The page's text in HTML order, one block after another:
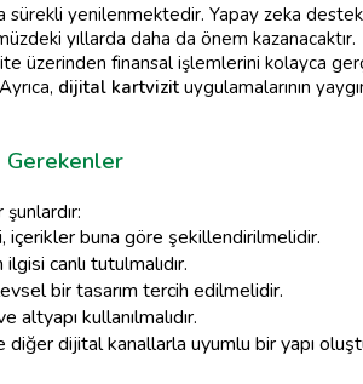
sürekli yenilenmektedir. Yapay zeka
yıllarda daha da önem kazanacaktır.
üzerinden finansal işlemlerini kolayca
dijital kartvizit uygulamalarının
Gerekenler
içerikler buna göre şekillendirilmelidir.
canlı tutulmalıdır.
bir tasarım tercih edilmelidir.
altyapı kullanılmalıdır.
dijital kanallarla uyumlu bir yapı